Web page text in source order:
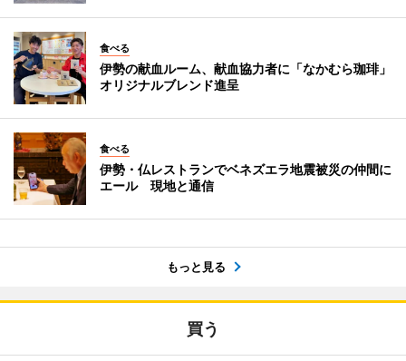
食べる
伊勢の献血ルーム、献血協力者に「なかむら珈琲」
オリジナルブレンド進呈
食べる
伊勢・仏レストランでベネズエラ地震被災の仲間に
エール 現地と通信
もっと見る
買う